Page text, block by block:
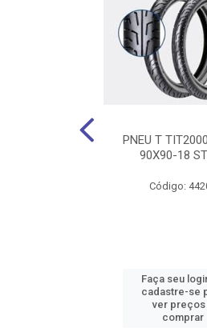
PNEU T
90X90-18
Código:
Faça seu
cadastre-se
ver preços
comprar